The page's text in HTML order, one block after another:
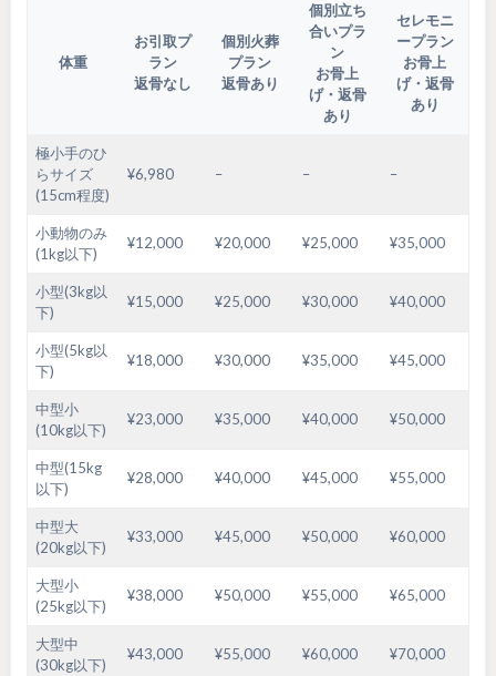
体重
お引取プ
ラン
返骨なし
個別火葬
プラン
返骨あり
個別立ち
合いプラ
ン
お骨上
げ・返骨
あり
セレモニ
ープラン
お骨上
げ・返骨
あり
極小手のひ
らサイズ
(15cm程度)
¥6,980 – – –
小動物のみ
(1kg以下)
¥12,000 ¥20,000 ¥25,000 ¥35,000
小型(3kg以
下)
¥15,000 ¥25,000 ¥30,000 ¥40,000
小型(5kg以
下)
¥18,000 ¥30,000 ¥35,000 ¥45,000
中型小
(10kg以下)
¥23,000 ¥35,000 ¥40,000 ¥50,000
中型(15kg
以下)
¥28,000 ¥40,000 ¥45,000 ¥55,000
中型大
(20kg以下)
¥33,000 ¥45,000 ¥50,000 ¥60,000
大型小
(25kg以下)
¥38,000 ¥50,000 ¥55,000 ¥65,000
大型中
(30kg以下)
¥43,000 ¥55,000 ¥60,000 ¥70,000